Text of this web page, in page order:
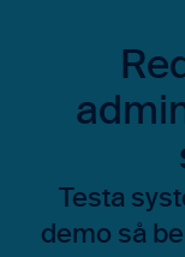
Testa
demo så